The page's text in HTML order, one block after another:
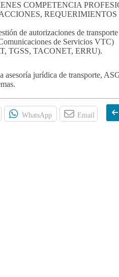
COMPETENCIA
REQUERIMIENTOS
de autorizaciones de
de Servicios VTC)
TGSS, TACONET, ERRU).
asesoría jurídica de transporte,
WhatsApp Email